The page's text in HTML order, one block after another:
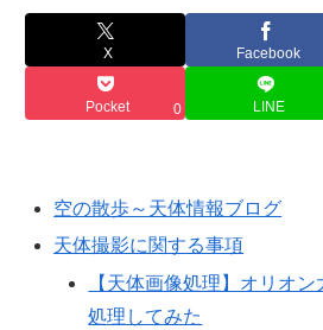
X Facebook
Pocket 0 LINE
空の散歩～天体情報ブログ
天体撮影に関する事項
【天体画像処理】オリオ
処理してみた